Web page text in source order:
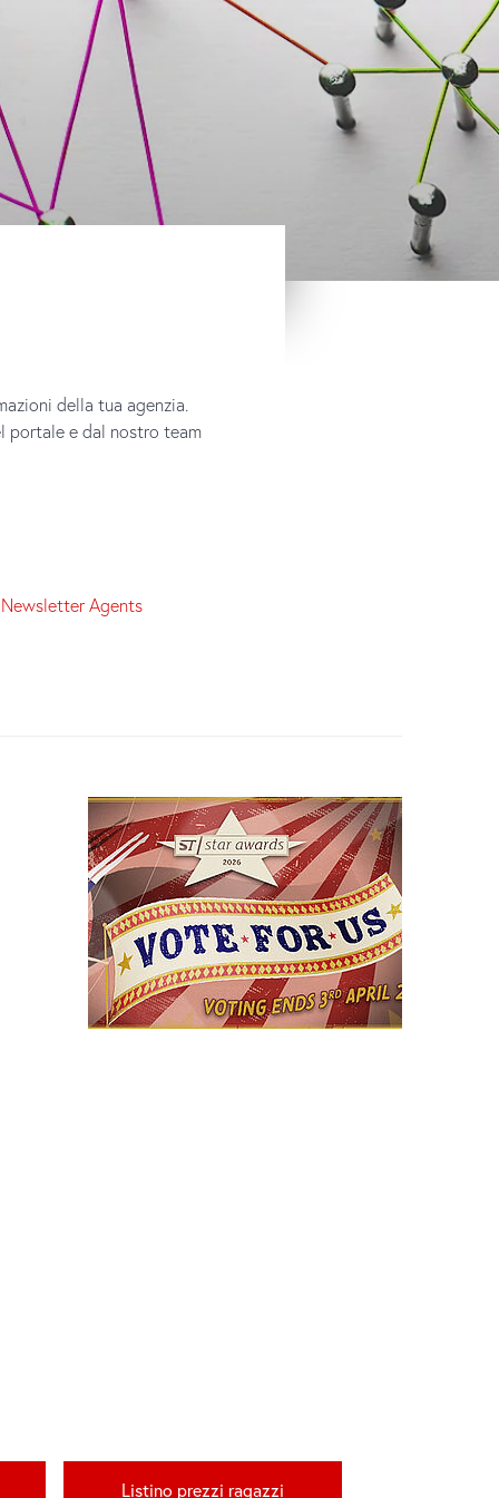
della tua agenzia.
portale e dal nostro team
Newsletter Agents
Listino prezzi ragazzi